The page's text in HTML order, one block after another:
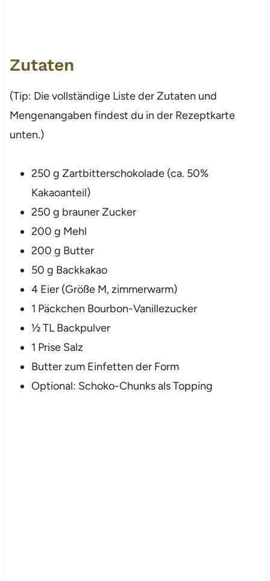
Zutaten
(Tip: Die vollständige Liste der Zutaten und
Mengenangaben findest du in der Rezeptkarte
unten.)
250 g Zartbitterschokolade (ca. 50%
Kakaoanteil)
250 g brauner Zucker
200 g Mehl
200 g Butter
50 g Backkakao
4 Eier (Größe M, zimmerwarm)
1 Päckchen Bourbon-Vanillezucker
½ TL Backpulver
1 Prise Salz
Butter zum Einfetten der Form
Optional: Schoko-Chunks als Topping